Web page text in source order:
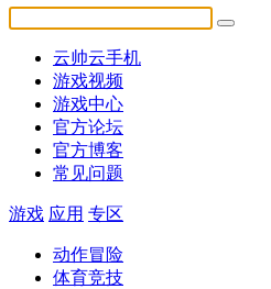
云帅云手机
游戏视频
游戏中心
官方论坛
官方博客
常见问题
游戏 应用 专区
动作冒险
体育竞技